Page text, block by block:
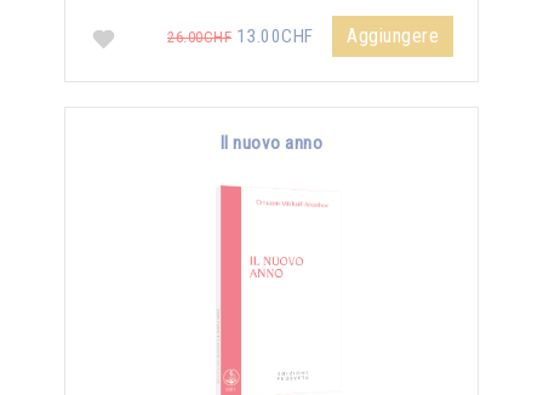
26.00CHF 13.00CHF Aggiungere
Il nuovo anno